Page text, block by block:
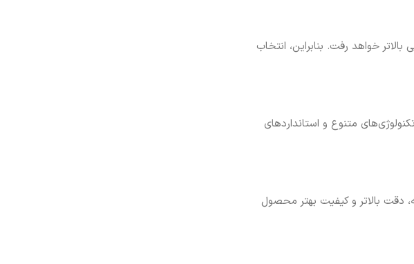
خواهد رفت. بنابراین، انتخاب
متنوع و استانداردهای
دقت بالاتر و کیفیت بهتر محصول